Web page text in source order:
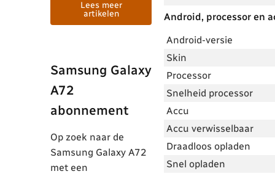
Lees meer
artikelen
Samsung Galaxy
A72
abonnement
Op zoek naar de
Samsung Galaxy A72
met een
Android, processor en
Android-versie
Skin
Processor
Snelheid processor
Accu
Accu verwisselbaar
Draadloos opladen
Snel opladen